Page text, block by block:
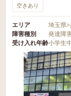
空きあり
エリア 埼玉県>
障害種別
発達障
受け入れ年齢小学生